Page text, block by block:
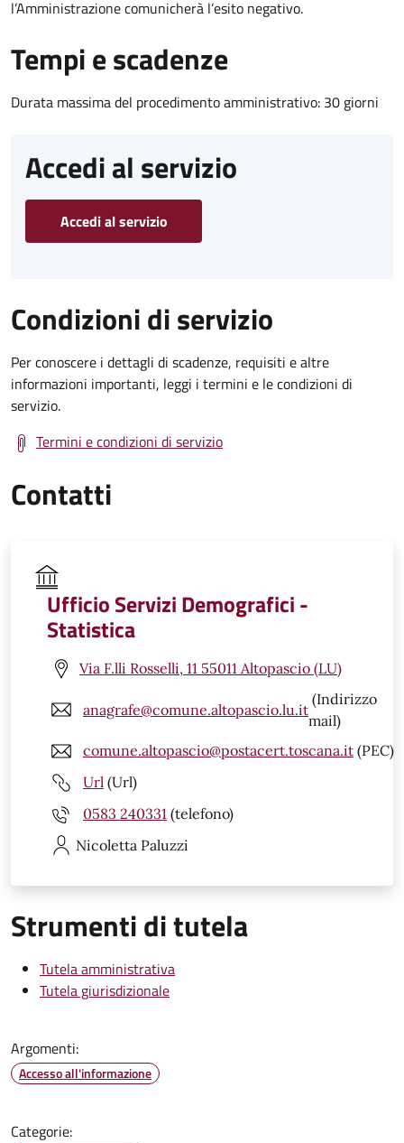
l’Amministrazione comunicherà l’esito negativo.
Tempi e scadenze
Durata massima del procedimento amministrativo: 30 giorni
Accedi al servizio
Accedi al servizio
Condizioni di servizio
Per conoscere i dettagli di scadenze, requisiti e altre
informazioni importanti, leggi i termini e le condizioni di
servizio.
Termini e condizioni di servizio
Contatti
Ufficio Servizi Demografici -
Statistica
Via F.lli Rosselli, 11 55011 Altopascio (LU)
anagrafe@comune.altopascio.lu.it
(Indirizzo
mail)
comune.altopascio@postacert.toscana.it (PEC)
Url (Url)
0583 240331 (telefono)
Nicoletta Paluzzi
Strumenti di tutela
Tutela amministrativa
Tutela giurisdizionale
Argomenti:
Accesso all'informazione
Categorie: